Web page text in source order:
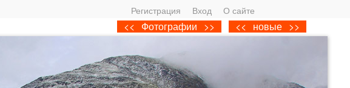
Регистрация Вход О сайте
<< новые >>
<< Фотографии >>